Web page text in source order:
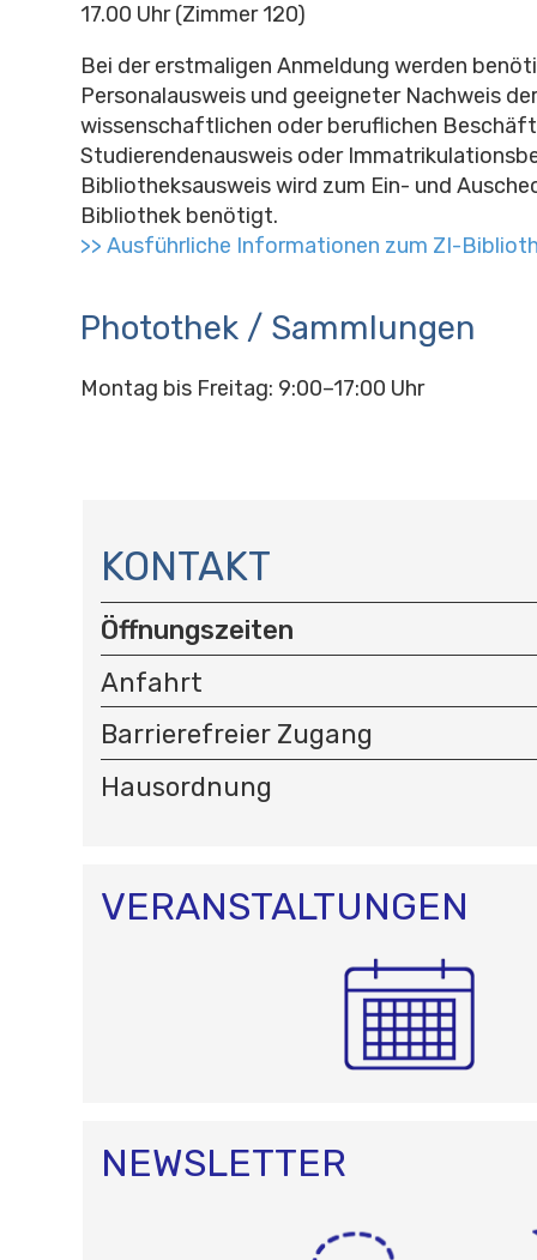
17.00 Uhr (Zimmer 120)
Bei der erstmaligen Anmeldung werden
Personalausweis und geeigneter Nachweis der
wissenschaftlichen oder beruflichen
Studierendenausweis oder
Bibliotheksausweis wird zum Ein- und
Bibliothek benötigt.
>> Ausführliche Informationen zum ZI-
Photothek / Sammlungen
Montag bis Freitag: 9:00–17:00 Uhr
A
V
I
G
A
T
I
O
N
KONTAKT
Öffnungszeiten
Anfahrt
Barrierefreier Zugang
Hausordnung
VERANSTALTUNGEN
NEWSLETTER